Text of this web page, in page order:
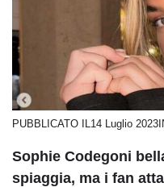
PUBBLICATO IL 14 Luglio 2023
Sophie Codegoni
spiaggia, ma i fan